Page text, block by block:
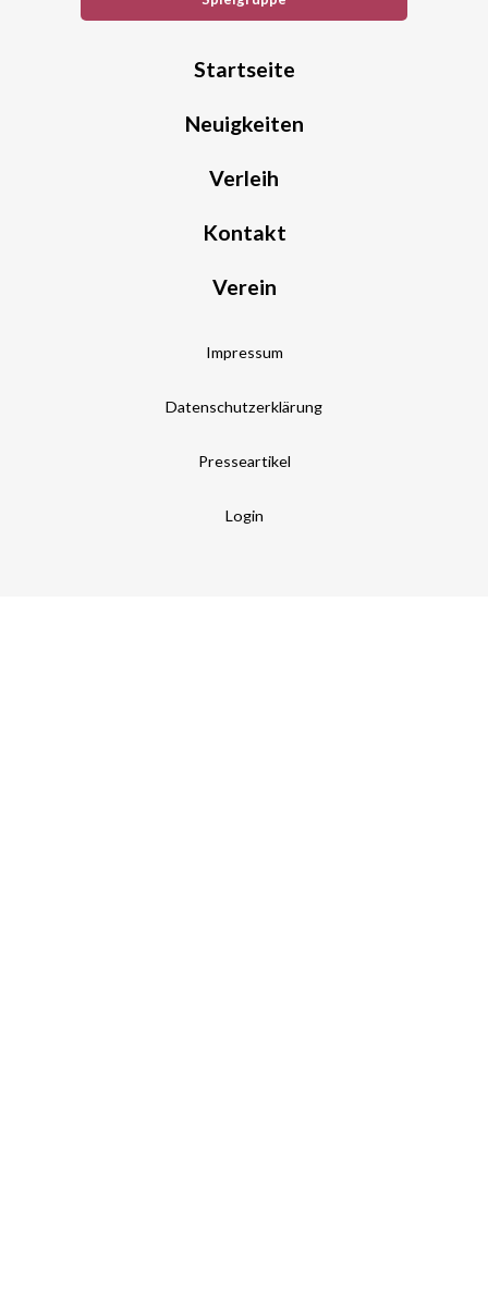
Startseite
Neuigkeiten
Verleih
Kontakt
Verein
Impressum
Datenschutzerklärung
Presseartikel
Login